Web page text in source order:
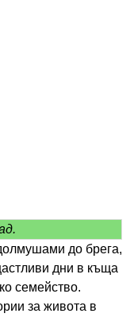
до брега,
дни в къща
семейство.
за живота в